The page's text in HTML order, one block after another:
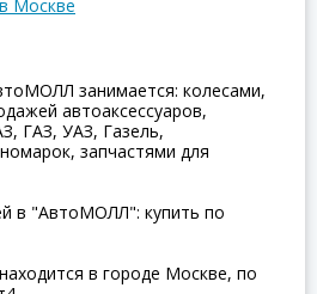
Москве
занимается: колесами,
автоаксессуаров,
ГАЗ, УАЗ, Газель,
запчастями для
в "АвтоМОЛЛ": купить по
в городе Москве, по